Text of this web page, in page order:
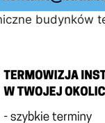
budynków